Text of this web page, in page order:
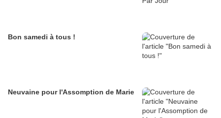
Bon samedi à tous !
Neuvaine pour l'Assomption de Marie